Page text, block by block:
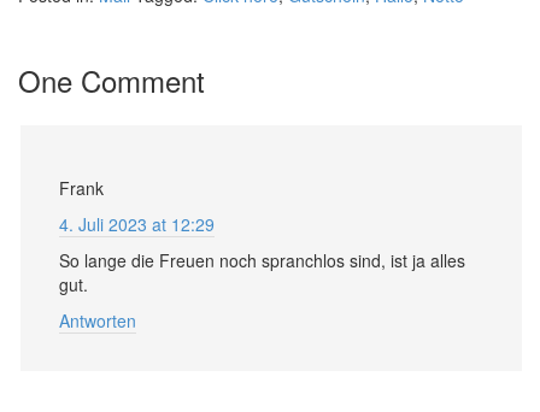
One Comment
Frank
4. Juli 2023 at 12:29
So lange die Freuen noch spranchlos sind, ist ja alles
gut.
Antworten